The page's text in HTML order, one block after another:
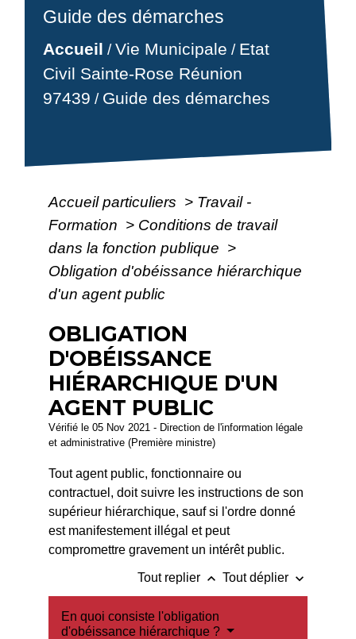
Guide des démarches
Accueil /Vie Municipale / Etat
Civil Sainte-Rose Réunion
97439 / Guide des démarches
Accueil particuliers > Travail -
Formation > Conditions de travail
dans la fonction publique >
Obligation d'obéissance hiérarchique
d'un agent public
OBLIGATION
D'OBÉISSANCE
HIÉRARCHIQUE D'UN
AGENT PUBLIC
Vérifié le 05 Nov 2021 - Direction de l'information légale
et administrative (Première ministre)
Tout agent public, fonctionnaire ou
contractuel, doit suivre les instructions de son
supérieur hiérarchique, sauf si l'ordre donné
est manifestement illégal et peut
compromettre gravement un intérêt public.
Tout replier keyboard_arrow_up Tout déplier keyboard_arrow_down
En quoi consiste l'obligation
d'obéissance hiérarchique ?